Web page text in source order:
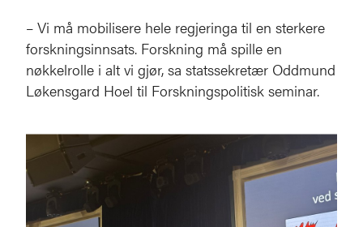
– Vi må mobilisere hele regjeringa til en sterkere
forskningsinnsats. Forskning må spille en
nøkkelrolle i alt vi gjør, sa statssekretær Oddmund
Løkensgard Hoel til Forskningspolitisk seminar.